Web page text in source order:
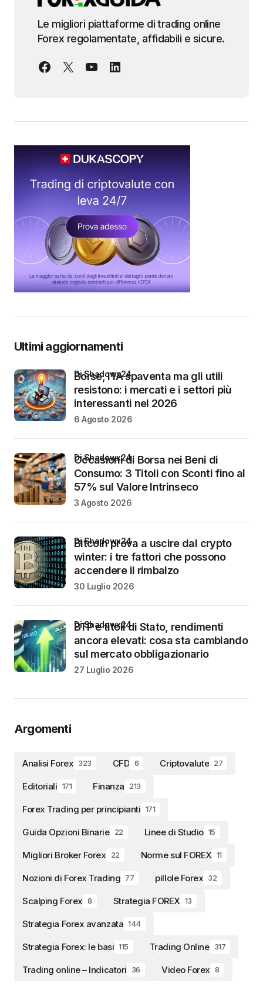
Le migliori piattaforme di trading online
Forex regolamentate, affidabili e sicure.
Ultimi aggiornamenti
Borse, l’IA spaventa ma gli utili
resistono: i mercati e i settori più
interessanti nel 2026
di Shadowx24
6 Agosto 2026
Occasioni di Borsa nei Beni di
Consumo: 3 Titoli con Sconti fino al
57% sul Valore Intrinseco
di Shadowx24
3 Agosto 2026
Bitcoin prova a uscire dal crypto
winter: i tre fattori che possono
accendere il rimbalzo
di Shadowx24
30 Luglio 2026
BTP e titoli di Stato, rendimenti
ancora elevati: cosa sta cambiando
sul mercato obbligazionario
di Shadowx24
27 Luglio 2026
Argomenti
Analisi Forex 323 CFD 6 Criptovalute 27
Editoriali 171 Finanza 213
Forex Trading per principianti 171
Guida Opzioni Binarie 22 Linee di Studio 15
Migliori Broker Forex 22 Norme sul FOREX 11
Nozioni di Forex Trading 77 pillole Forex 32
Scalping Forex 8 Strategia FOREX 13
Strategia Forex avanzata 144
Strategia Forex: le basi 115 Trading Online 317
Trading online – Indicatori 36 Video Forex 8